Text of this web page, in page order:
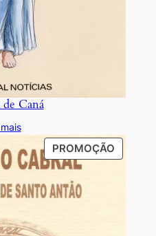
Caná
PROMOÇÃO
EM